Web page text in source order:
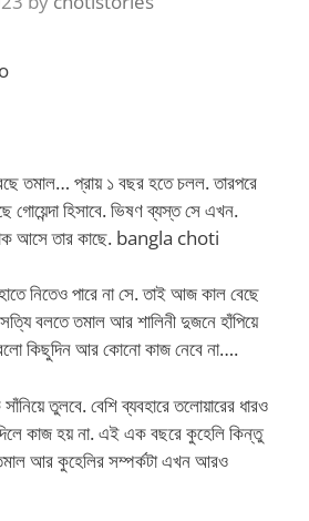
তমাল… প্রায় ১ বছর হতে চলল. তারপরে
গোয়েন্দা হিসাবে. ভিষণ ব্যস্ত সে এখন.
আসে তার কাছে. bangla choti
নিতেও পারে না সে. তাই আজ কাল বেছে
বলতে তমাল আর শালিনী দুজনে হাঁপিয়ে
কিছুদিন আর কোনো কাজ নেবে না….
তুলবে. বেশি ব্যবহারে তলোয়ারের ধারও
কাজ হয় না. এই এক বছরে কুহেলি কিন্তু
আর কুহেলির সম্পর্কটা এখন আরও